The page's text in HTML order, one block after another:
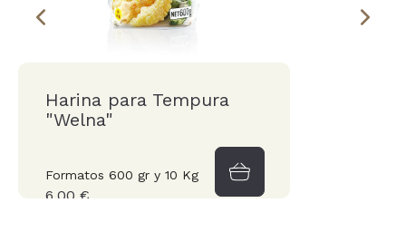
Harina para Tempura
"Welna"
Formatos 600 gr y 10 Kg
6,00 €